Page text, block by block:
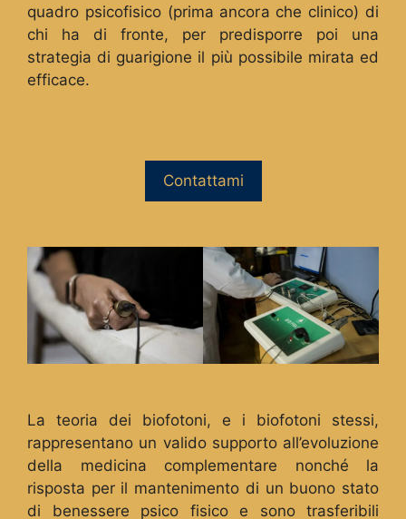
quadro psicofisico (prima ancora che clinico) di
chi ha di fronte, per predisporre poi una
strategia di guarigione il più possibile mirata ed
efficace.
Contattami
La teoria dei biofotoni, e i biofotoni stessi,
rappresentano un valido supporto all’evoluzione
della medicina complementare nonché la
risposta per il mantenimento di un buono stato
di benessere psico fisico e sono trasferibili